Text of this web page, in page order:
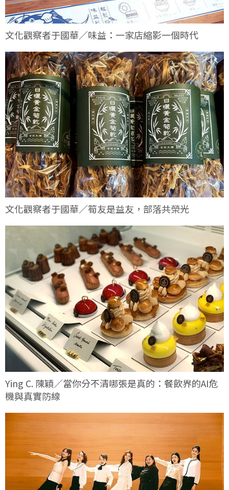
文化觀察者于國華／味益：一家店縮影一個時代
文化觀察者于國華／筍友是益友，部落共榮光
Ying C. 陳穎／當你分不清哪張是真的：餐飲界的AI危
機與真實防線